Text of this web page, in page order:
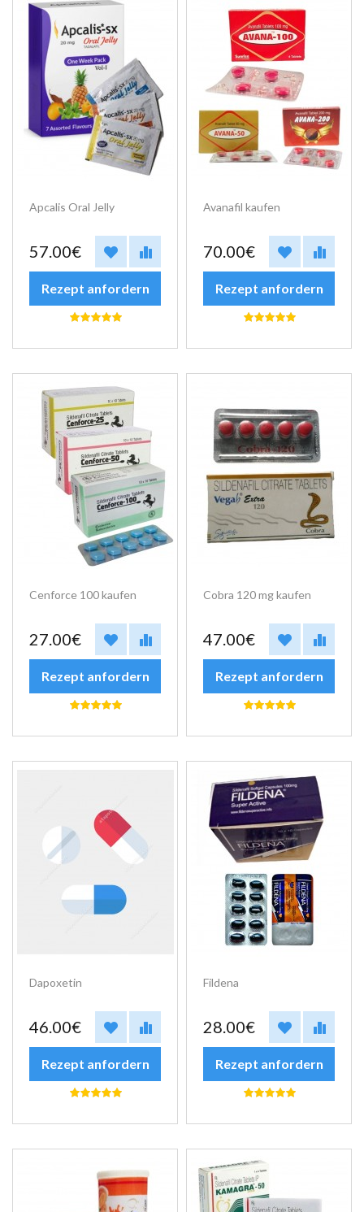
Apcalis Oral Jelly
57.00€
Rezept anfordern
Avanafil kaufen
70.00€
Rezept anfordern
Cenforce 100 kaufen
27.00€
Rezept anfordern
Cobra 120 mg kaufen
47.00€
Rezept anfordern
Dapoxetin
46.00€
Rezept anfordern
Fildena
28.00€
Rezept anfordern